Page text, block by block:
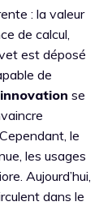
: la valeur
de calcul,
est déposé
de
innovation se
le
les usages
Aujourd’hui,
dans le